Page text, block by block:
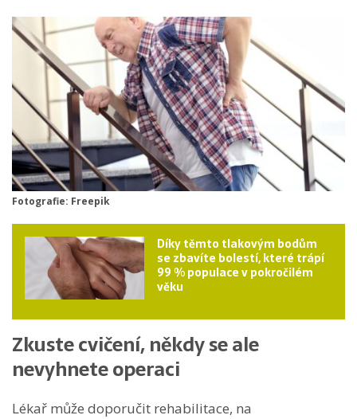
Fotografie: Freepik
Díky těmto tlakovým bodům
se zbavíte bolestí, které trápí
99 % populace v pokročilém
věku
Zkuste cvičení, někdy se ale
nevyhnete operaci
Lékař může doporučit rehabilitace, na